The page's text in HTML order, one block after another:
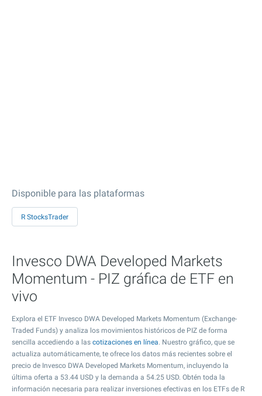
Disponible para las plataformas
R StocksTrader
Invesco DWA Developed Markets
Momentum - PIZ gráfica de ETF en
vivo
Explora el ETF Invesco DWA Developed Markets Momentum (Exchange-
Traded Funds) y analiza los movimientos históricos de PIZ de forma
sencilla accediendo a las cotizaciones en línea. Nuestro gráfico, que se
actualiza automáticamente, te ofrece los datos más recientes sobre el
precio de Invesco DWA Developed Markets Momentum, incluyendo la
última oferta a 53.44 USD y la demanda a 54.25 USD. Obtén toda la
información necesaria para realizar inversiones efectivas en los ETFs de R